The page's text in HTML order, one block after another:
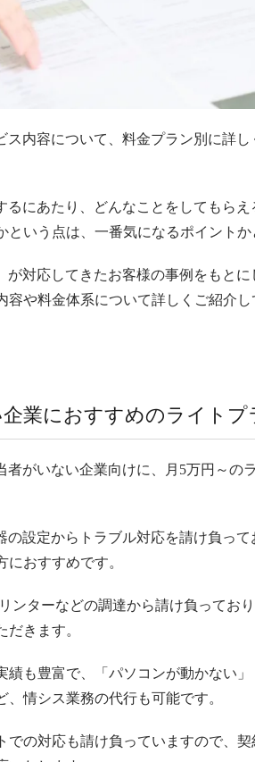
ス内容について、料金プラン別に詳し
るにあたり、どんなことをしてもらえ
という点は、一番気になるポイントか
が対応してきたお客様の事例をもと
容や料金体系について詳しくご紹介し
業におすすめのライトプ
者がいない企業向けに、月5万円～の
の設定からトラブル対応を請け負って
におすすめです。
ンターなどの調達から請け負ってお
きます。
績も豊富で、「パソコンが動かない
情シス業務の代行も可能です。
での対応も請け負っていますので、契